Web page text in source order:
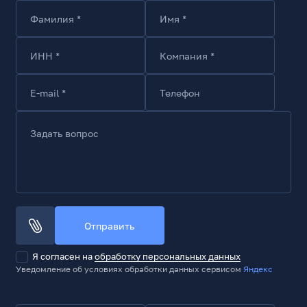
Максимальное разрешение видео
30
Поддерживаемые видеокодеки
H.264, MJPEG
Тип фокусного расстояния
фиксированное
Фамилия * Имя *
ИНН * Компания *
E-mail * Телефон
Задать вопрос
Отправить
Я согласен наобработку персональных данных
Уведомление об условиях обработки данных сервисомЯндекс